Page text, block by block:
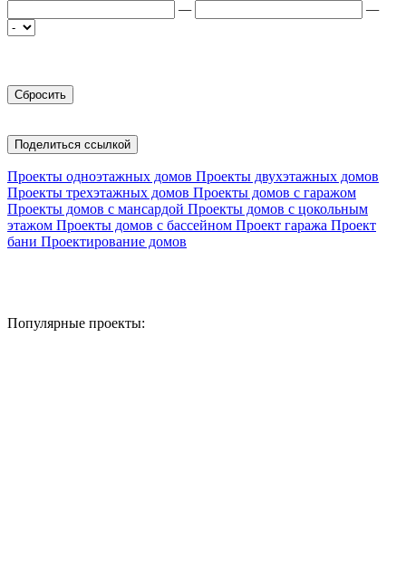
—
—
Поделиться ссылкой
Проекты одноэтажных домов Проекты двухэтажных домов
Проекты трехэтажных домов Проекты домов с гаражом
Проекты домов с мансардой Проекты домов с цокольным
этажом Проекты домов с бассейном Проект гаража Проект
бани Проектирование домов
Популярные проекты: